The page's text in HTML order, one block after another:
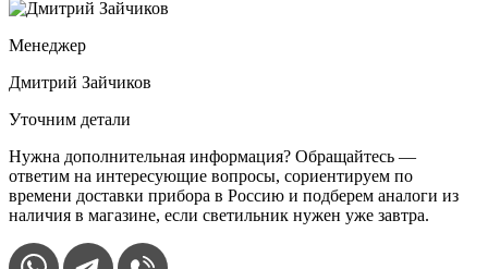
Менеджер
Дмитрий Зайчиков
Уточним детали
Нужна дополнительная информация? Обращайтесь —
ответим на интересующие вопросы, сориентируем по
времени доставки прибора в Россию и подберем аналоги из
наличия в магазине, если светильник нужен уже завтра.